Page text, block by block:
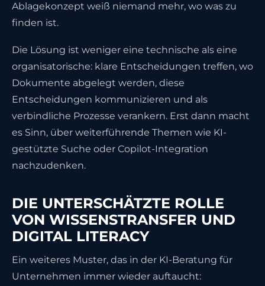
Ablagekonzept weiß niemand mehr, wo was zu
finden ist.
Die Lösung ist weniger eine technische als eine
organisatorische: klare Entscheidungen treffen, wo
Dokumente abgelegt werden, diese
Entscheidungen kommunizieren und als
verbindliche Prozesse verankern. Erst dann macht
es Sinn, über weiterführende Themen wie KI-
gestützte Suche oder Copilot-Integration
nachzudenken.
DIE UNTERSCHÄTZTE ROLLE
VON WISSENSTRANSFER UND
DIGITAL LITERACY
Ein weiteres Muster, das in der KI-Beratung für
Unternehmen immer wieder auftaucht: